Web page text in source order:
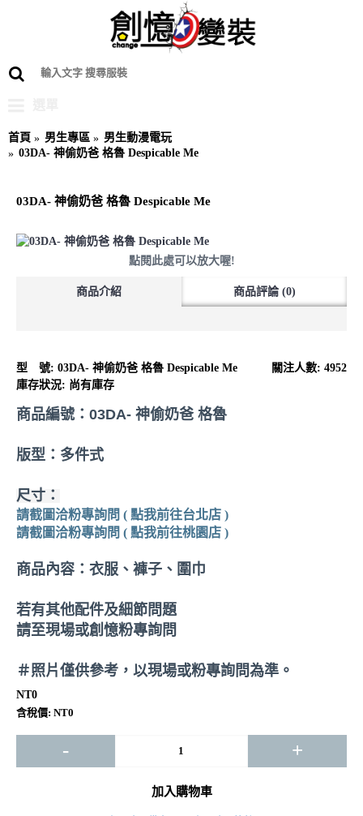
首頁 男生專區
男生動漫電玩
03DA- 神偷奶爸 格魯 Despicable Me
03DA- 神偷奶爸 格魯 Despicable Me
點閱此處可以放大喔!
商品介紹 商品評論 (0)
關注人數: 4952
型 號: 03DA- 神偷奶爸 格魯 Despicable Me
庫存狀況: 尚有庫存
商品編號： 03DA- 神偷奶爸 格魯
版型：多件式
尺寸：
請截圖洽粉專詢問 ( 點我前往台北店 )
請截圖洽粉專詢問 ( 點我前往桃園店 )
商品內容：衣服、褲子、圍巾
若有其他配件及細節問題
請至現場或創憶粉專詢問
＃照片僅供參考，以現場或粉專詢問為準。
NT0
含稅價: NT0
- +
加入購物車